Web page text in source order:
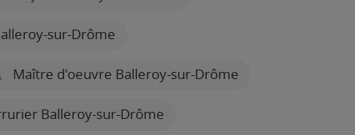
sur-Drôme
Maître d'oeuvre Balleroy-sur-Drôme
Balleroy-sur-Drôme